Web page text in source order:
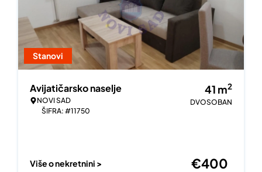
Stanovi
Avijatičarsko naselje
NOVI SAD
ŠIFRA: #11750
41 m2
DVOSOBAN
Više o nekretnini > €400